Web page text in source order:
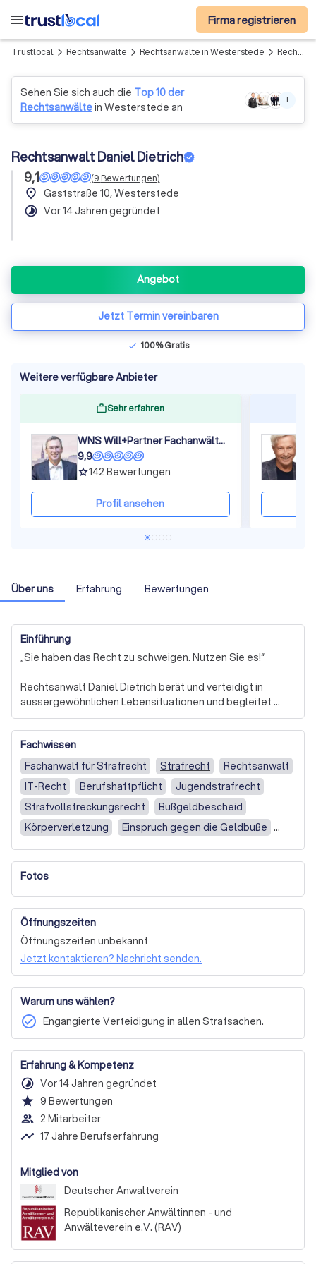
menu Firma registrieren
Trustlocal arrow_forward_ios Rechtsanwälte arrow_forward_ios Rechtsanwälte in Westerstede arrow_forward_ios Rechtsanwalt Daniel Dietrich
Sehen Sie sich auch die Top 10 der
Rechtsanwältein Westerstede an
+
Rechtsanwalt Daniel Dietrich
9,1
(9Bewertungen)
place Gaststraße 10, Westerstede
timelapse Vor 14 Jahren gegründet
Angebot
Jetzt Termin vereinbaren
check 100% Gratis
Weitere verfügbare Anbieter
Sehr erfahren
WNS Will+Partner Fachanwälte | Rechtsanwälte mbB
9,9
grade142 Bewertungen
Profil ansehen
Über uns Erfahrung Bewertungen
Einführung
„Sie haben das Recht zu schweigen. Nutzen Sie es!“
Rechtsanwalt Daniel Dietrich berät und verteidigt in
aussergewöhnlichen Lebensituationen und begleitet
Menschen durch das gesamte Strafverfahren. Seit mehr
als 2.000 Mandaten...
Fachwissen
Fachanwalt für Strafrecht
Strafrecht
Rechtsanwalt
IT-Recht
Berufshaftpflicht
Jugendstrafrecht
Strafvollstreckungsrecht
Bußgeldbescheid
Körperverletzung
Einspruch gegen die Geldbuße
Anwalt für Strafrecht
Betäubungsmittelstrafrecht
Strafprozessrecht
Hilfe bei einem Strafverfahren
Strafrecht Sonstiges
Verkehrsrecht
Geschäftlicher Konflikt
Wirtschaftsstrafrecht
Steuerstrafrecht
Versicherungsrecht
Fotos
Öffnungszeiten
Öffnungszeiten unbekannt
Jetzt kontaktieren? Nachricht senden.
Warum uns wählen?
check_circle Engangierte Verteidigung in allen Strafsachen.
Erfahrung & Kompetenz
timelapse Vor 14 Jahren gegründet
star 9 Bewertungen
people_outline 2 Mitarbeiter
timeline 17 Jahre Berufserfahrung
Mitglied von
Deutscher Anwalt­verein
Republikanischer Anwältinnen - und
Anwälteverein e.V. (RAV)